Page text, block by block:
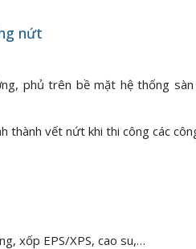
nứt
phủ trên bề mặt hệ thống sàn
thành vết nứt khi thi công các
xốp EPS/XPS, cao su,…